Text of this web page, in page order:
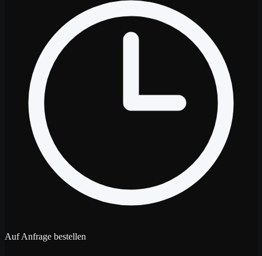
Auf Anfrage bestellen